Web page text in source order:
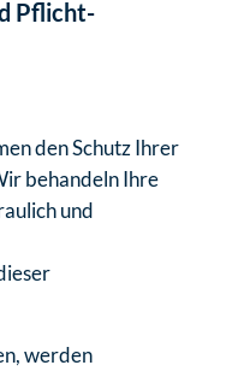
Pflicht­
den Schutz Ihrer
behandeln Ihre
und
werden